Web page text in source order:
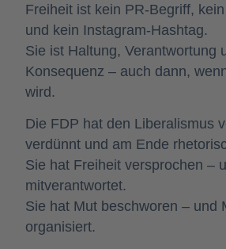
Freiheit ist kein PR-Begriff,
und kein Instagram-Hashtag.
Sie ist Haltung, Verantwortung
Konsequenz – auch dann,
wird.
Die FDP hat den Liberalismus
verdünnt und am Ende
Sie hat Freiheit versprochen –
mitverantwortet.
Sie hat Mut beschworen – und
organisiert.